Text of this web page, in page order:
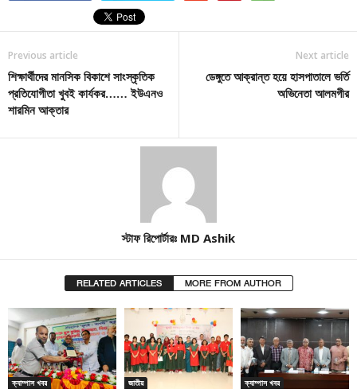
Previous article
শিক্ষার্থীদের মানসিক বিকাশে সাংস্কৃতিক
প্রতিযোগীতা খুবই কার্যকর…… ইউএনও
শারমিন আক্তার
Next article
ডেঙ্গুতে আক্রান্ত হয়ে হাসপাতালে ভর্তি
অভিনেতা আলমগীর
স্টাফ রিপোর্টারঃ MD Ashik
RELATED ARTICLES MORE FROM AUTHOR
ক্যাম্পাস খবর জাতীয় ক্যাম্পাস খবর